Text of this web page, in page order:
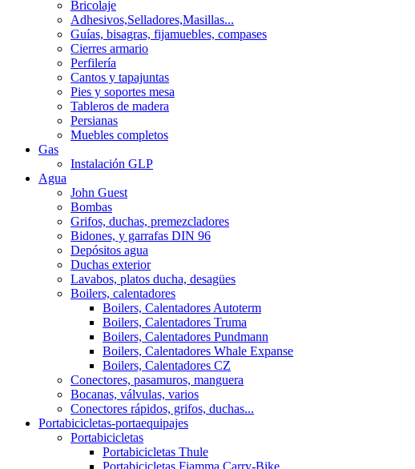
Bricolaje
Adhesivos,Selladores,Masillas...
Guías, bisagras, fijamuebles, compases
Cierres armario
Perfilería
Cantos y tapajuntas
Pies y soportes mesa
Tableros de madera
Persianas
Muebles completos
Gas
Instalación GLP
Agua
John Guest
Bombas
Grifos, duchas, premezcladores
Bidones, y garrafas DIN 96
Depósitos agua
Duchas exterior
Lavabos, platos ducha, desagües
Boilers, calentadores
Boilers, Calentadores Autoterm
Boilers, Calentadores Truma
Boilers, Calentadores Pundmann
Boilers, Calentadores Whale Expanse
Boilers, Calentadores CZ
Conectores, pasamuros, manguera
Bocanas, válvulas, varios
Conectores rápidos, grifos, duchas...
Portabicicletas-portaequipajes
Portabicicletas
Portabicicletas Thule
Portabicicletas Fiamma Carry-Bike